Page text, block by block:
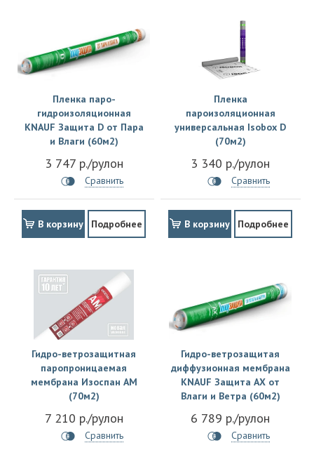
Пленка паро-
гидроизоляционная
KNAUF Защита D от Пара
и Влаги (60м2)
3 747 р./рулон
Сравнить
В корзину Подробнее
Пленка
пароизоляционная
универсальная Isobox D
(70м2)
3 340 р./рулон
Сравнить
В корзину Подробнее
Гидро-ветрозащитная
паропроницаемая
мембрана Изоспан AM
(70м2)
7 210 р./рулон
Сравнить
Гидро-ветрозащитая
диффузионная мембрана
KNAUF Защита AX от
Влаги и Ветра (60м2)
6 789 р./рулон
Сравнить